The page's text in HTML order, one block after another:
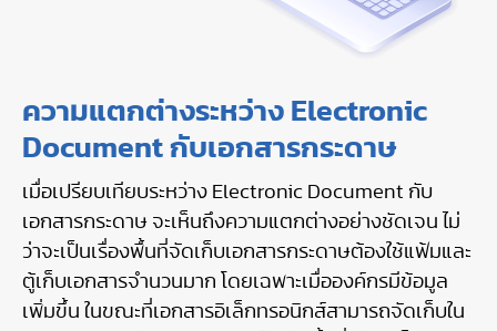
ความแตกต่างระหว่าง Electronic
Document กับเอกสารกระดาษ
เมื่อเปรียบเทียบระหว่าง Electronic Document กับ
เอกสารกระดาษ จะเห็นถึงความแตกต่างอย่างชัดเจน ไม่
ว่าจะเป็นเรื่องพื้นที่จัดเก็บเอกสารกระดาษต้องใช้แฟ้มและ
ตู้เก็บเอกสารจำนวนมาก โดยเฉพาะเมื่อองค์กรมีข้อมูล
เพิ่มขึ้น ในขณะที่เอกสารอิเล็กทรอนิกส์สามารถจัดเก็บใน